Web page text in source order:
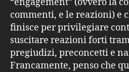
commenti, e le reazioni) e
finisce per privilegiare
suscitare reazioni forti
pregiudizi, preconcetti e
Francamente, penso che